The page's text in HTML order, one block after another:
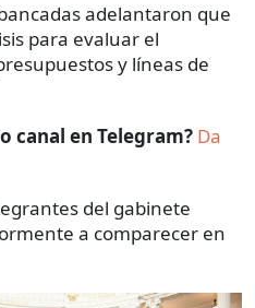
adelantaron que
para evaluar el
y líneas de
canal en Telegram? Da
del gabinete
a comparecer en